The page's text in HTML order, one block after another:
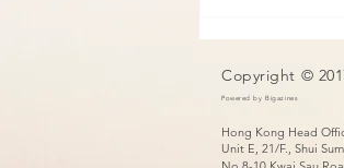
Copyright ©
Powered by Bigazines
Hong Kong Head
Unit E, 21/F., Shui